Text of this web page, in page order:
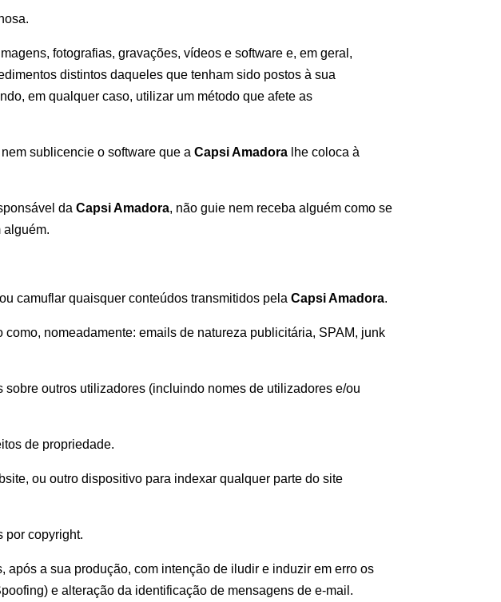
fotografias, gravações, vídeos e software e, em geral,
distintos daqueles que tenham sido postos à sua
em qualquer caso, utilizar um método que afete as
sublicencie o software que aCapsi Amadora lhe coloca à
daCapsi Amadora, não guie nem receba alguém como se
alguém.
camuflar quaisquer conteúdos transmitidos pelaCapsi Amadora.
nomeadamente: emails de natureza publicitária, SPAM, junk
outros utilizadores (incluindo nomes de utilizadores e/ou
de propriedade.
ou outro dispositivo para indexar qualquer parte do site
por copyright.
após a sua produção, com intenção de iludir e induzir em erro os
e alteração da identificação de mensagens de e-mail.